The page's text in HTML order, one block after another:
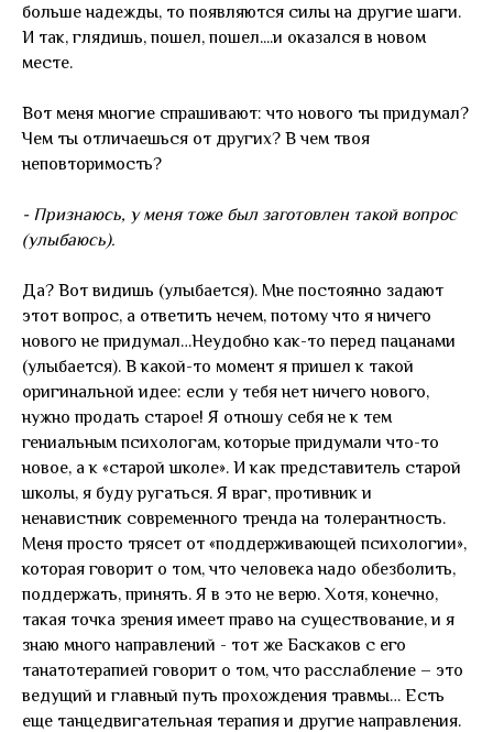
больше надежды, то появляются силы на другие шаги.
И так, глядишь, пошел, пошел....и оказался в новом
месте.
Вот меня многие спрашивают: что нового ты придумал?
Чем ты отличаешься от других? В чем твоя
неповторимость?
- Признаюсь, у меня тоже был заготовлен такой вопрос
(улыбаюсь).
Да? Вот видишь (улыбается). Мне постоянно задают
этот вопрос, а ответить нечем, потому что я ничего
нового не придумал…Неудобно как-то перед пацанами
(улыбается). В какой-то момент я пришел к такой
оригинальной идее: если у тебя нет ничего нового,
нужно продать старое! Я отношу себя не к тем
гениальным психологам, которые придумали что-то
новое, а к «старой школе». И как представитель старой
школы, я буду ругаться. Я враг, противник и
ненавистник современного тренда на толерантность.
Меня просто трясет от «поддерживающей психологии»,
которая говорит о том, что человека надо обезболить,
поддержать, принять. Я в это не верю. Хотя, конечно,
такая точка зрения имеет право на существование, и я
знаю много направлений - тот же Баскаков с его
танатотерапией говорит о том, что расслабление – это
ведущий и главный путь прохождения травмы… Есть
еще танцедвигательная терапия и другие направления.